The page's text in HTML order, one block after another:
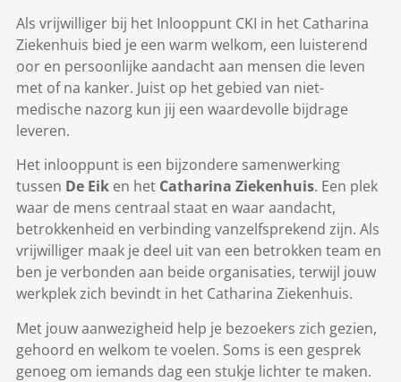
Als vrijwilliger bij het Inlooppunt CKI in het Catharina
Ziekenhuis bied je een warm welkom, een luisterend
oor en persoonlijke aandacht aan mensen die leven
met of na kanker. Juist op het gebied van niet-
medische nazorg kun jij een waardevolle bijdrage
leveren.
Het inlooppunt is een bijzondere samenwerking
tussen De Eiken het Catharina Ziekenhuis. Een plek
waar de mens centraal staat en waar aandacht,
betrokkenheid en verbinding vanzelfsprekend zijn. Als
vrijwilliger maak je deel uit van een betrokken team en
ben je verbonden aan beide organisaties, terwijl jouw
werkplek zich bevindt in het Catharina Ziekenhuis.
Met jouw aanwezigheid help je bezoekers zich gezien,
gehoord en welkom te voelen. Soms is een gesprek
genoeg om iemands dag een stukje lichter te maken.